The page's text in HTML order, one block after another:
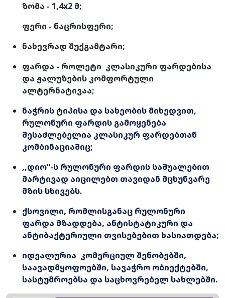
ზომა - 1,4x2 მ;
ფერი - ნაცრისფერი;
ნახევრად შუქგამტარი;
ფარდა - როლეტი კლასიკური ფარდებისა
და ჟალუზების კომფორტული
ალტერნატივაა;
ნაჭრის ტიპისა და სახეობის მიხედვით,
რულონური ფარდის გამოყენება
შესაძლებელია კლასიკურ ფარდებთან
კომბინაციაშიც;
,,დიო“-ს რულონური ფარდის საშუალებით
მარტივად აიცილებთ თავიდან მცხუნვარე
მზის სხივებს.
ქსოვილი, რომლისგანაც რულონური
ფარდა მზადდება, ანტისტატიკური და
ანტიბაქტერიული თვისებებით ხასიათდება;
იდეალურია კომერციულ შენობებში,
საავადმყოფოებში, სავაჭრო ობიექტებში,
სასტუმროებსა და საცხოვრებელ სახლებში.